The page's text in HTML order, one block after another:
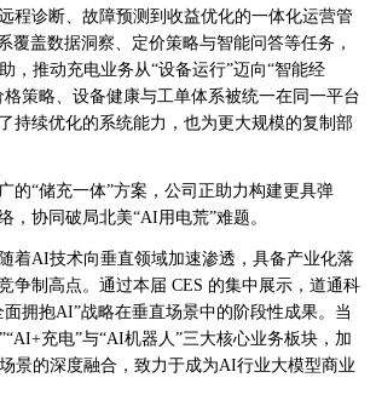
程诊断、故障预测到收益优化的一体化运营管
覆盖数据洞察、定价策略与智能问答等任务，
，推动充电业务从“设备运行”迈向“智能经
策略、设备健康与工单体系被统一在同一平台
持续优化的系统能力，也为更大规模的复制部
的“储充一体”方案，公司正助力构建更具弹
，协同破局北美“AI用电荒”难题。
着AI技术向垂直领域加速渗透，具备产业化落
争制高点。通过本届 CES 的集中展示，道通科
拥抱AI”战略在垂直场景中的阶段性成果。当
充电”与“AI机器人”三大核心业务板块，加
景的深度融合，致力于成为AI行业大模型商业